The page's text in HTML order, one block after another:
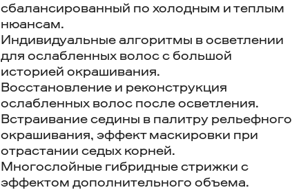
сбалансированный по холодным и теплым
нюансам.
Индивидуальные алгоритмы в осветлении
для ослабленных волос с большой
историей окрашивания.
Восстановление и реконструкция
ослабленных волос после осветления.
Встраивание седины в палитру рельефного
окрашивания, эффект маскировки при
отрастании седых корней.
Многослойные гибридные стрижки с
эффектом дополнительного объема.